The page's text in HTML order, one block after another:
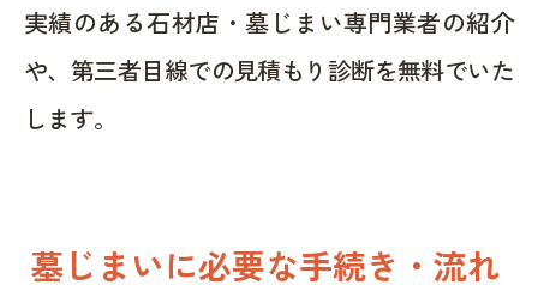
実績のある石材店・墓じまい専門業者の紹介
や、第三者目線での見積もり診断を無料でいた
します。
墓じまいに必要な手続き・流れ